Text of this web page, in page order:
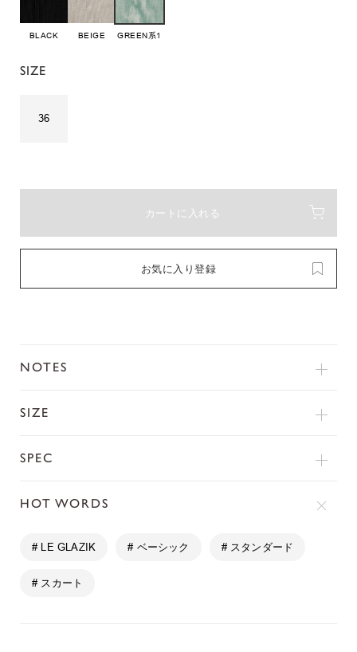
BLACK BEIGE GREEN系1
SIZE
36
カートに入れる
お気に入り登録
NOTES
SIZE
SPEC
HOT WORDS
# LE GLAZIK # ベーシック # スタンダード
# スカート